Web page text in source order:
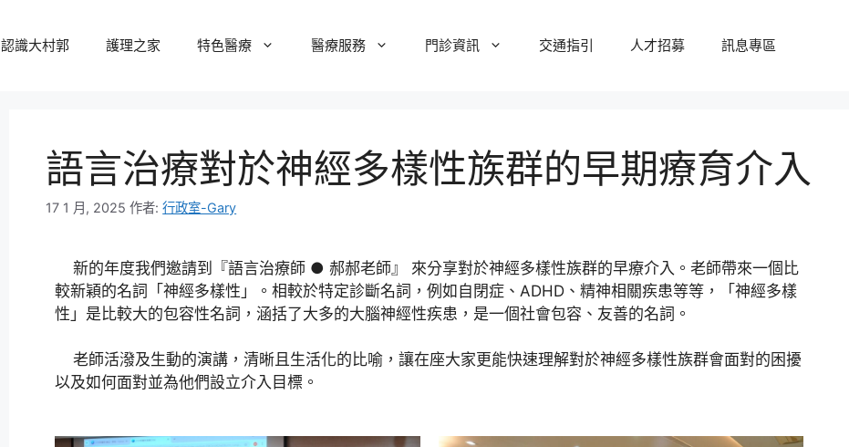
認識大村郭 護理之家 特色醫療 醫療服務 門診資訊 交通指引 人才招募 訊息專區
語言治療對於神經多樣性族群的早期療育介入
17 1 月, 2025 作者:行政室-Gary
新的年度我們邀請到『語言治療師 ● 郝郝老師』 來分享對於神經多樣性族群的早療介入。老師帶來一個比
較新穎的名詞「神經多樣性」。相較於特定診斷名詞，例如自閉症、ADHD、精神相關疾患等等，「神經多樣
性」是比較大的包容性名詞，涵括了大多的大腦神經性疾患，是一個社會包容、友善的名詞。
老師活潑及生動的演講，清晰且生活化的比喻，讓在座大家更能快速理解對於神經多樣性族群會面對的困擾
以及如何面對並為他們設立介入目標。